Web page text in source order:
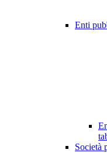
Enti
Società